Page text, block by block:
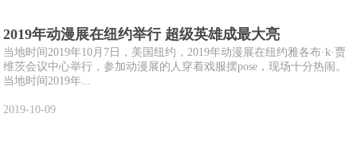
2019年动漫展在纽约举行 超级英雄成最大亮
当地时间2019年10月7日，美国纽约，2019年动漫展在纽约雅各布·k·贾
维茨会议中心举行，参加动漫展的人穿着戏服摆pose，现场十分热闹。
当地时间2019年...
2019-10-09